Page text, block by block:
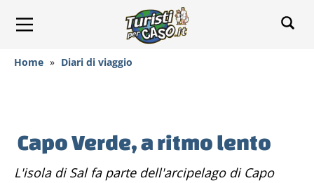
Home » Diari di viaggio
Capo Verde, a ritmo lento
L'isola di Sal fa parte dell'arcipelago di Capo